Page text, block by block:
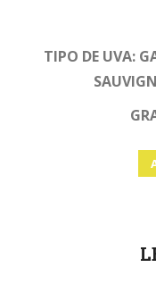
TIPO DE UVA: